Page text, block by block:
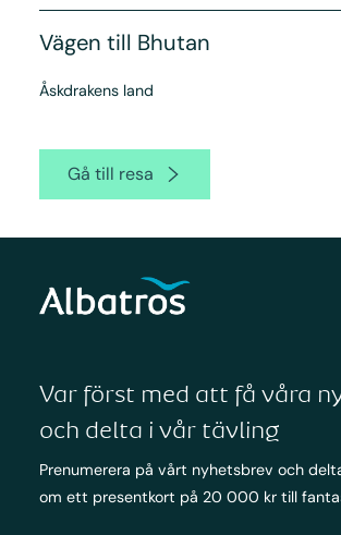
Vägen till Bhutan
Åskdrakens land
Gå till resa
Var först med att få våra
och delta i vår tävling
Prenumerera på vårt nyhetsbrev och
om ett presentkort på 20 000 kr till